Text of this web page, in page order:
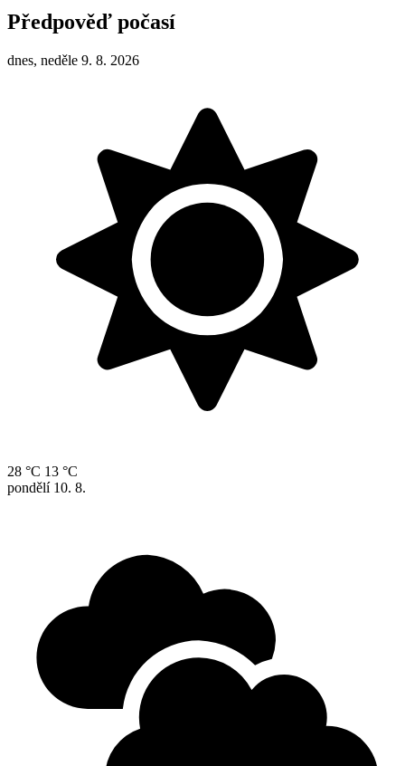
Předpověď počasí
dnes, neděle 9. 8. 2026
28 °C 13 °C
pondělí 10. 8.